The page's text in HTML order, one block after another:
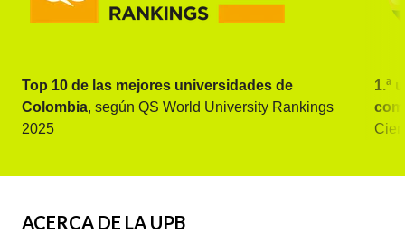
Top 10 de las mejores universidades de
Colombia, según QS World University Rankings
2025
1.ª
ACERCA DE LA UPB